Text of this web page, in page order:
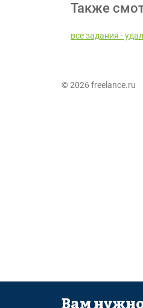
Также
все задания -
© 2026 freelance.ru
Вам